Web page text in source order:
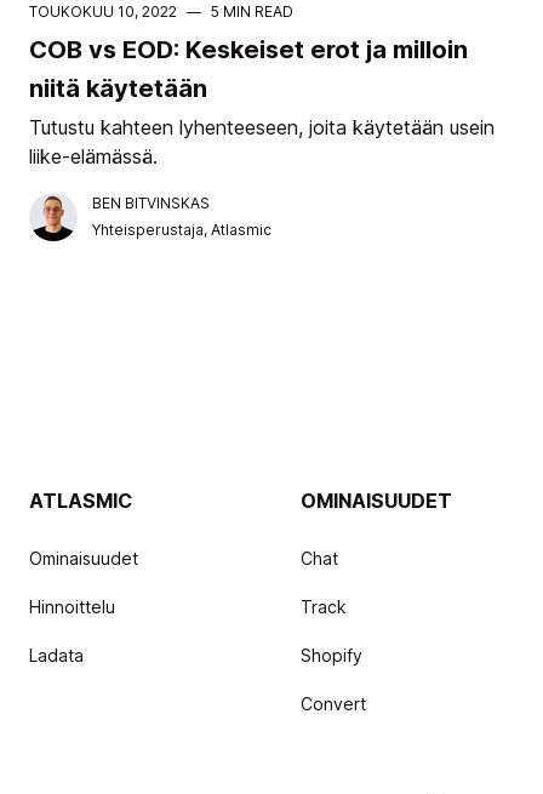
TOUKOKUU 10, 2022 — 5 MIN READ
COB vs EOD: Keskeiset erot ja milloin
niitä käytetään
Tutustu kahteen lyhenteeseen, joita käytetään usein
liike-elämässä.
BEN BITVINSKAS
Yhteisperustaja, Atlasmic
ATLASMIC
Ominaisuudet
Hinnoittelu
Ladata
OMINAISUUDET
Chat
Track
Shopify
Convert